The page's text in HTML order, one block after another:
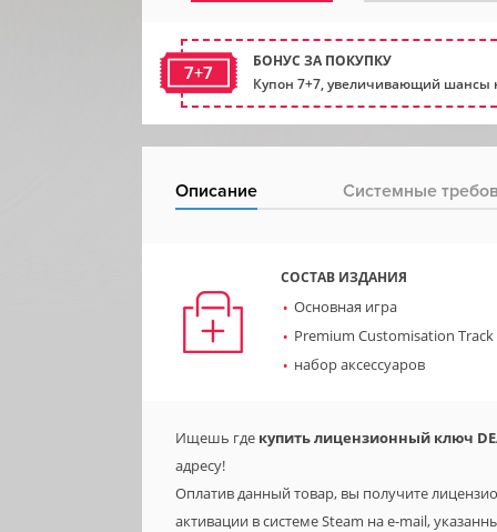
7+7
БОНУС ЗА ПОКУПКУ
Купон 7+7, увеличивающий шансы
Описание Системные
СОСТАВ ИЗДАНИЯ
Основная игра
Premium Customisation Track
набор аксессуаров
Ищешь где купить лицензионный ключ
адресу!
Оплатив данный товар, вы получите
активации в системе Steam на e-mail,